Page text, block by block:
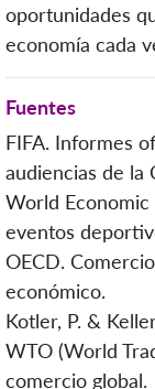
oportunidades
economía cada
Fuentes
FIFA. Informes
audiencias de la
World Economic
eventos
OECD.
económico.
Kotler, P. &
WTO (World
comercio global.